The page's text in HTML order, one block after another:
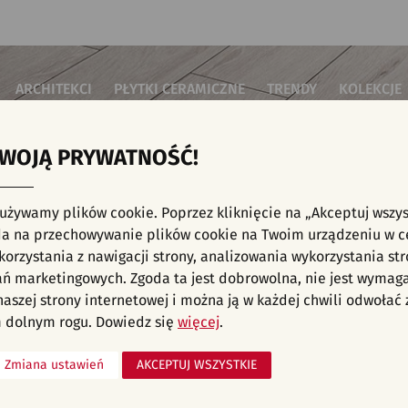
ARCHITEKCI PŁYTKI CERAMICZNE TRENDY KOLEKCJE
do sypialni
kuchenne
łazienkowe
na schody
na taras
komercyjne
Płytki ścienne
Płytki cegiełki
Płytki drewnopodobne
Płytki heksagonalne
Płytki jodełka
Płytki kamienne
Płytki kolorowe
Płytki
Płytki we
KAFELKI - INWESTYCJE, SYPIALNIA,
aranżacji spełniających wybrane filtry. Przejdź do pełnejoferty
PRYWATNOŚĆ!
plików cookie. Poprzez kliknięcie na „Akceptuj
na przechowywanie plików cookie na Twoim urządzeniu w
z nawigacji strony, analizowania wykorzystania
marketingowych. Zgoda ta jest dobrowolna, nie jest
strony internetowej i można ją w każdej chwili odwołać
dolnym rogu. Dowiedz się więcej.
Zmiana ustawień AKCEPTUJ WSZYSTKIE